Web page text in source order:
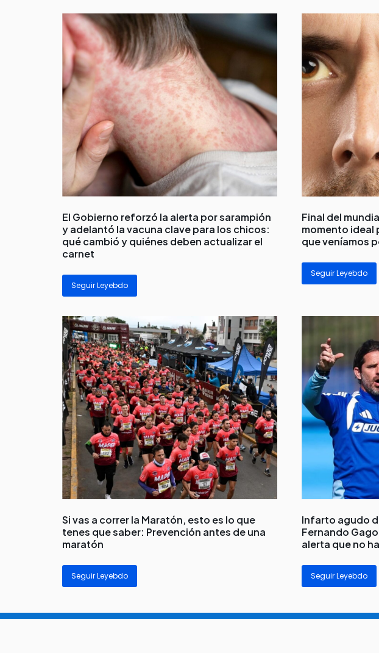
El Gobierno reforzó la alerta por sarampión
y adelantó la vacuna clave para los chicos:
qué cambió y quiénes deben actualizar el
carnet
Seguir Leyebdo
Final del
momento ideal
que veníamos
Seguir Leyebdo
Si vas a correr la Maratón, esto es lo que
tenes que saber: Prevención antes de una
maratón
Seguir Leyebdo
Infarto agudo
Fernando
alerta que no
Seguir Leyebdo